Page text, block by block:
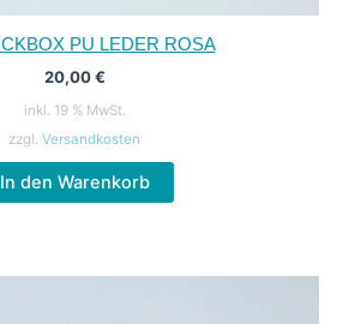
PU LEDER ROSA
20,00€
inkl. 19 % MwSt.
zzgl. Versandkosten
In den Warenkorb